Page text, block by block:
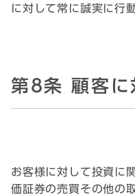
に対して常に誠実に行
第8条 顧客に
お客様に対して投資に
価証券の売買その他の